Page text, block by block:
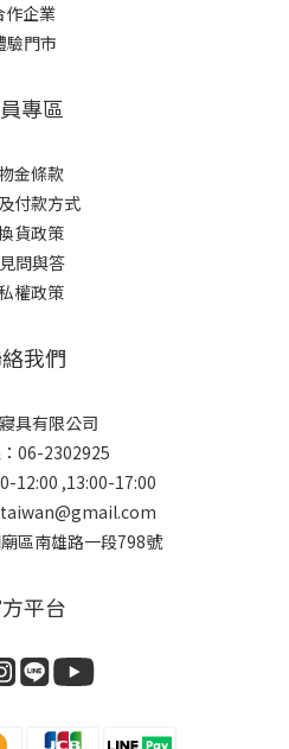
作企業
驗門市
專區
金條款
付款方式
貨政策
問與答
權政策
我們
具有限公司
06-2302925
12:00 ,13:00-17:00
區南雄路一段798號
平台